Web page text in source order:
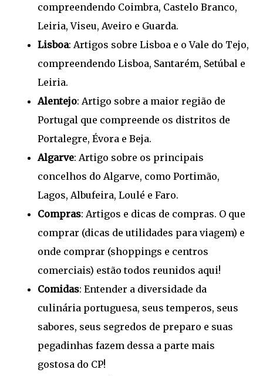
compreendendo Coimbra, Castelo Branco,
Leiria, Viseu, Aveiro e Guarda.
Lisboa: Artigos sobre Lisboa e o Vale do Tejo,
compreendendo Lisboa, Santarém, Setúbal e
Leiria.
Alentejo: Artigo sobre a maior região de
Portugal que compreende os distritos de
Portalegre, Évora e Beja.
Algarve: Artigo sobre os principais
concelhos do Algarve, como Portimão,
Lagos, Albufeira, Loulé e Faro.
Compras: Artigos e dicas de compras. O que
comprar (dicas de utilidades para viagem) e
onde comprar (shoppings e centros
comerciais) estão todos reunidos aqui!
Comidas: Entender a diversidade da
culinária portuguesa, seus temperos, seus
sabores, seus segredos de preparo e suas
pegadinhas fazem dessa a parte mais
gostosa do CP!